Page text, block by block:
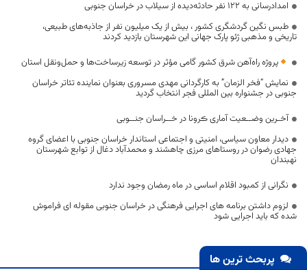
امدادرسانی به ۱۲۲ نفر حادثه‌دیده از سیلاب در خراسان جنوبی
طبس نگین گردشگری کشور ، بیش از یک میلیون نفر از جاذبه‌های طبیعی،
تاریخی و مذهبی ژئو پارک جهانی این شهرستان بازدید کردند
پروژه راه‌آهن شرق کشور گامی مؤثر در توسعه زیرساخت‌ها و حمل‌ونقل استان
نمایش “فخر الزمان” به کارگردانی مهدی مسروری بعنوان نماینده تئاتر خراسان
جنوبی در جشنواره بین المللی فجر انتخاب گردید
آخـرین وضــعیت آماری ڪرونا در خــراسان جنــوبی
دیدار معاون سیاسی، امنیتی و اجتماعی استاندار خراسان جنوبی با اعضای گروه
جهادی رضوان در روستاهای مرزی چاهشند و محمدآباد دغال از توابع شهرستان
نهبندان
نگرانی از کمبود اقلام اساسی در ماه رمضان وجود ندارد
لزوم داشتن برنامه های اجرایی فرهنگی در خراسان جنوبی مقوله ای فراموش
شده که باید اجرایی شود
پربحث ترین ها